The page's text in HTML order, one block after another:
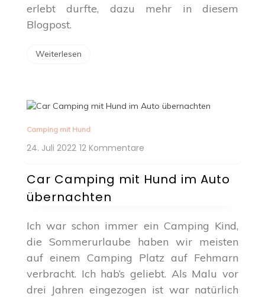
erlebt durfte, dazu mehr in diesem
Blogpost.
Weiterlesen
Camping mit Hund
24. Juli 2022 12 Kommentarezu
Camping
mit
Auto
übernachten
Car Camping mit Hund im Auto
übernachten
Ich war schon immer ein Camping Kind,
die Sommerurlaube haben wir meisten
auf einem Camping Platz auf Fehmarn
verbracht. Ich hab’s geliebt. Als Malu vor
drei Jahren eingezogen ist war natürlich